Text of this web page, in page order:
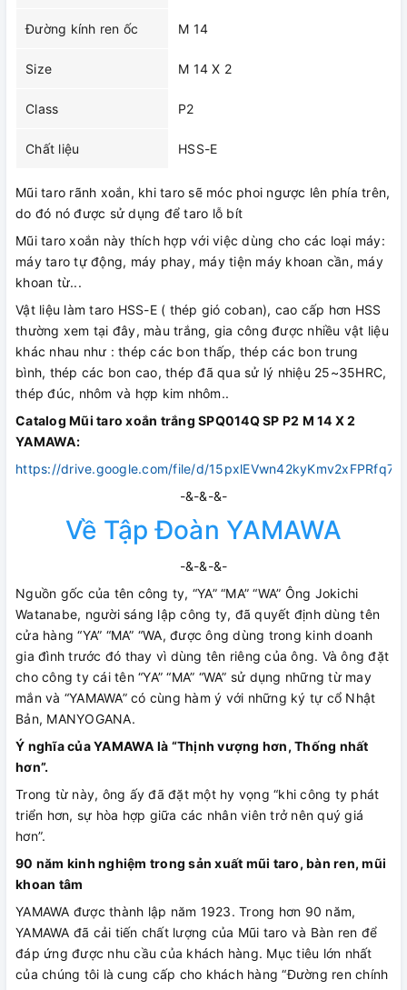
Đường kính ren ốc M 14
Size M 14 X 2
Class P2
Chất liệu HSS-E
Mũi taro rãnh xoắn, khi taro sẽ móc phoi ngược lên phía trên,
do đó nó được sử dụng để taro lỗ bít
Mũi taro xoắn này thích hợp với việc dùng cho các loại máy:
máy taro tự động, máy phay, máy tiện máy khoan cần, máy
khoan từ...
Vật liệu làm taro HSS-E ( thép gió coban), cao cấp hơn HSS
thường xem tại đây, màu trắng, gia công được nhiều vật liệu
khác nhau như : thép các bon thấp, thép các bon trung
bình, thép các bon cao, thép đã qua sử lý nhiệu 25~35HRC,
thép đúc, nhôm và hợp kim nhôm..
Catalog Mũi taro xoắn trắng SPQ014Q SP P2 M 14 X 2
YAMAWA:
https://drive.google.com/file/d/
-&-&-&-
Về Tập Đoàn YAMAWA
-&-&-&-
Nguồn gốc của tên công ty, “YA” “MA” “WA” Ông Jokichi
Watanabe, người sáng lập công ty, đã quyết định dùng tên
cửa hàng “YA” “MA” “WA, được ông dùng trong kinh doanh
gia đình trước đó thay vì dùng tên riêng của ông. Và ông đặt
cho công ty cái tên “YA” “MA” “WA” sử dụng những từ may
mắn và “YAMAWA” có cùng hàm ý với những ký tự cổ Nhật
Bản, MANYOGANA.
Ý nghĩa của YAMAWA là “Thịnh vượng hơn, Thống nhất
hơn”.
Trong từ này, ông ấy đã đặt một hy vọng “khi công ty phát
triển hơn, sự hòa hợp giữa các nhân viên trở nên quý giá
hơn”.
90 năm kinh nghiệm trong sản xuất mũi taro, bàn ren, mũi
khoan tâm
YAMAWA được thành lập năm 1923. Trong hơn 90 năm,
YAMAWA đã cải tiến chất lượng của Mũi taro và Bàn ren để
đáp ứng được nhu cầu của khách hàng. Mục tiêu lớn nhất
của chúng tôi là cung cấp cho khách hàng “Đường ren chính